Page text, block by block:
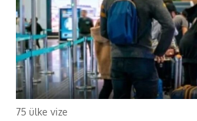
75 ülke vize